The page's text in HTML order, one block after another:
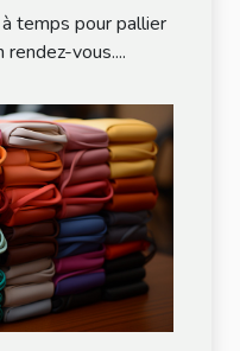
temps pour pallier
vous....